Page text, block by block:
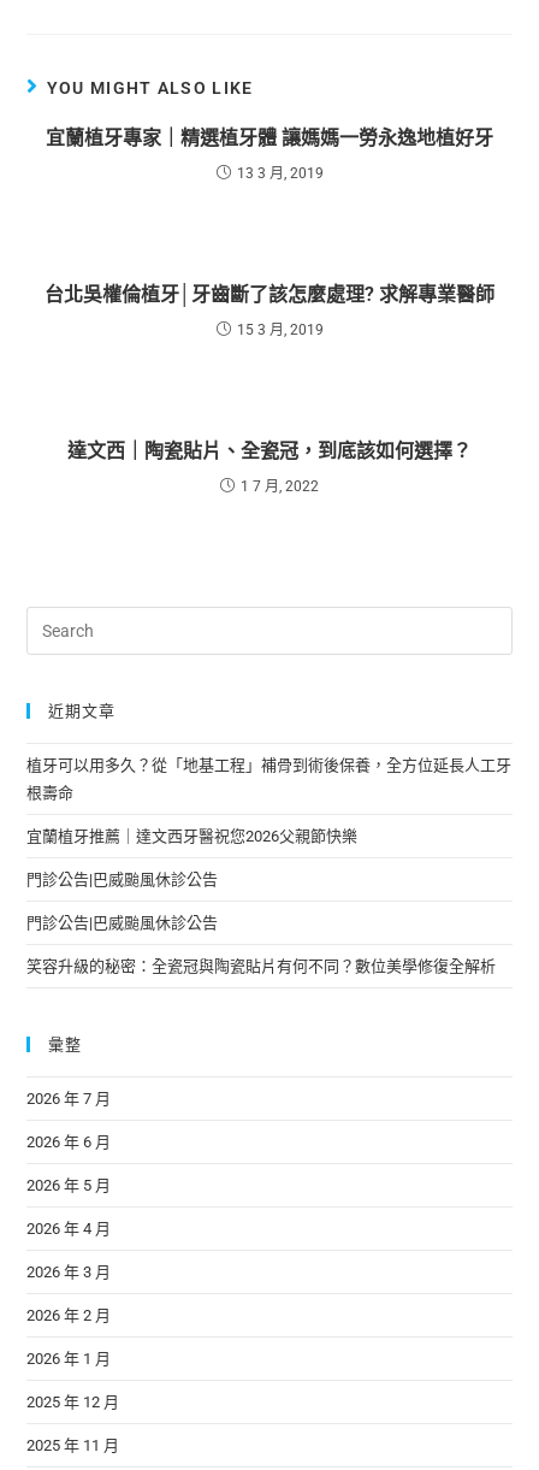
YOU MIGHT ALSO LIKE
宜蘭植牙專家｜精選植牙體 讓媽媽一勞永逸地植好牙
13 3 月, 2019
台北吳權倫植牙│牙齒斷了該怎麼處理? 求解專業醫師
15 3 月, 2019
達文西｜陶瓷貼片、全瓷冠，到底該如何選擇？
1 7 月, 2022
近期文章
植牙可以用多久？從「地基工程」補骨到術後保養，全方位延長人工牙
根壽命
宜蘭植牙推薦｜達文西牙醫祝您2026父親節快樂
門診公告|巴威颱風休診公告
門診公告|巴威颱風休診公告
笑容升級的秘密：全瓷冠與陶瓷貼片有何不同？數位美學修復全解析
彙整
2026 年 7 月
2026 年 6 月
2026 年 5 月
2026 年 4 月
2026 年 3 月
2026 年 2 月
2026 年 1 月
2025 年 12 月
2025 年 11 月